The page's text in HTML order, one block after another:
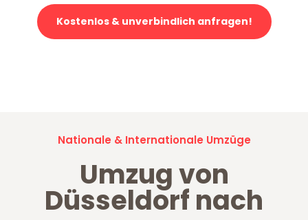
Kostenlos & unverbindlich anfragen!
Nationale & Internationale Umzüge
Umzug von
Düsseldorf nach